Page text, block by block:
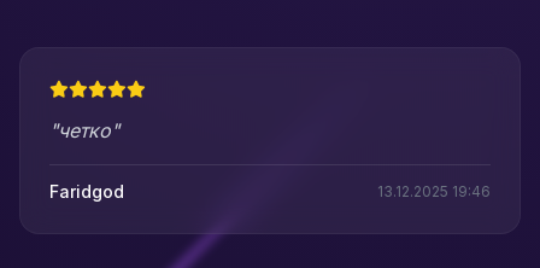
"четко"
Faridgod 13.12.2025 19:46